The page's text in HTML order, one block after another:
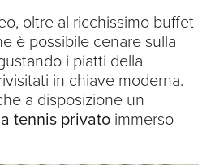
oltre al ricchissimo buffet
è possibile cenare sulla
i piatti della
in chiave moderna.
a disposizione un
tennis privato immerso